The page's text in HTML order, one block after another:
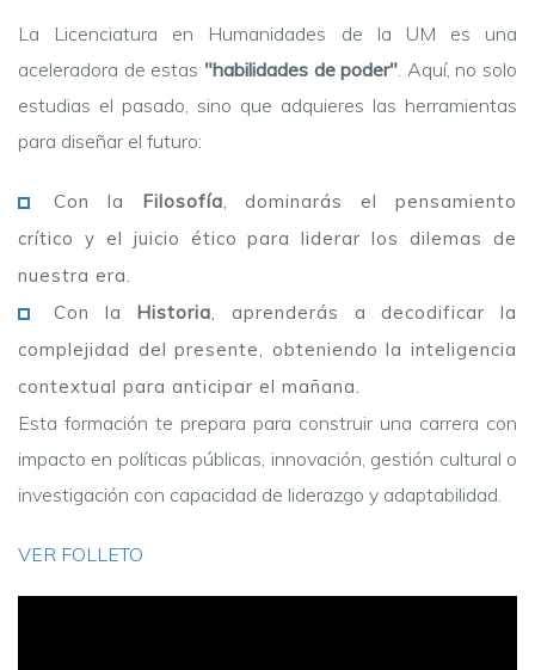
La Licenciatura en Humanidades de la UM es una
aceleradora de estas "habilidades de poder" . Aquí, no solo
estudias el pasado, sino que adquieres las herramientas
para diseñar el futuro:
Con la Filosofía , dominarás el pensamiento
crítico y el juicio ético para liderar los dilemas de
nuestra era.
Con la Historia , aprenderás a decodificar la
complejidad del presente, obteniendo la inteligencia
contextual para anticipar el mañana.
Esta formación te prepara para construir una carrera con
impacto en políticas públicas, innovación, gestión cultural o
investigación con capacidad de liderazgo y adaptabilidad.
VER FOLLETO